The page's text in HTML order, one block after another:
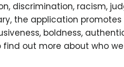
discrimination, racism,
the application
boldness,
out more about who